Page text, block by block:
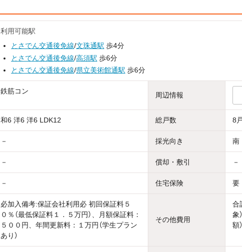
利用可能駅
とさでん交通後免線/文珠通駅 歩4分
とさでん交通後免線/高須駅 歩6分
とさでん交通後免線/県立美術館通駅 歩6分
鉄筋コン 周辺情報
和6 洋6 洋6 LDK12 総戸数 8
－ 採光向き 南
－ 償却・敷引 －
－ 住宅保険 要
必加入備考:保証会社利用必 初回保証料５
０％（最低保証料１．５万円）、月額保証料：
５００円、年間更新料：１万円（学生プラン
あり）
その他費用
合
象
額）